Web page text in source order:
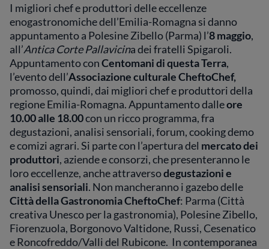
I migliori chef e produttori delle eccellenze
enogastronomiche dell’Emilia-Romagna si danno
appuntamento a Polesine Zibello (Parma) l’8 maggio,
all’Antica Corte Pallavicinadei fratelli Spigaroli.
Appuntamento conCentomani di questa Terra,
l’evento dell’Associazione culturale CheftoChef,
promosso, quindi, dai migliori chef e produttori della
regione Emilia-Romagna. Appuntamento dalleore
10.00 alle 18.00con un ricco programma, fra
degustazioni, analisi sensoriali, forum, cooking demo
e comizi agrari. Si parte con l’apertura del mercato dei
produttori, aziende e consorzi, che presenteranno le
loro eccellenze, anche attraversodegustazioni e
analisi sensoriali. Non mancheranno i gazebo delle
Città della Gastronomia CheftoChef: Parma (Città
creativa Unesco per la gastronomia), Polesine Zibello,
Fiorenzuola, Borgonovo Valtidone, Russi, Cesenatico
e Roncofreddo/Valli del Rubicone. In contemporanea